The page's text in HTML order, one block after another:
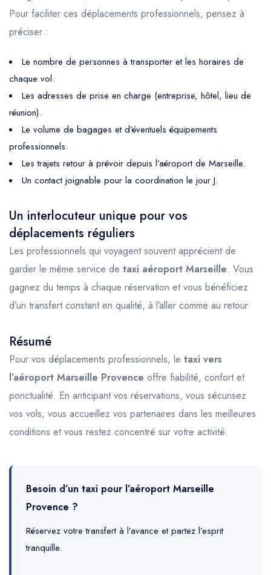
Pour faciliter ces déplacements professionnels, pensez à
préciser :
Le nombre de personnes à transporter et les horaires de
chaque vol.
Les adresses de prise en charge (entreprise, hôtel, lieu de
réunion).
Le volume de bagages et d’éventuels équipements
professionnels.
Les trajets retour à prévoir depuis l’aéroport de Marseille.
Un contact joignable pour la coordination le jour J.
Un interlocuteur unique pour vos
déplacements réguliers
Les professionnels qui voyagent souvent apprécient de
garder le même service de taxi aéroport Marseille. Vous
gagnez du temps à chaque réservation et vous bénéficiez
d’un transfert constant en qualité, à l’aller comme au retour.
Résumé
Pour vos déplacements professionnels, le taxi vers
l’aéroport Marseille Provence offre fiabilité, confort et
ponctualité. En anticipant vos réservations, vous sécurisez
vos vols, vous accueillez vos partenaires dans les meilleures
conditions et vous restez concentré sur votre activité.
Besoin d’un taxi pour l’aéroport Marseille
Provence ?
Réservez votre transfert à l’avance et partez l’esprit
tranquille.